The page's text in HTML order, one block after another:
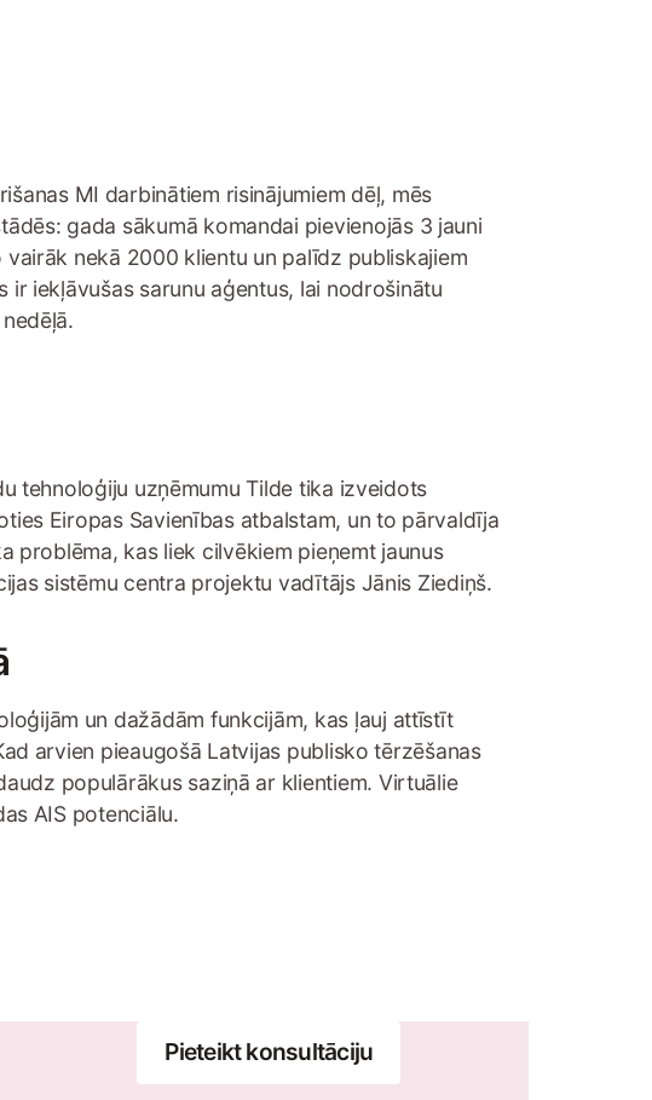
MI darbinātiem risinājumiem dēļ, mēs
gada sākumā komandai pievienojās 3 jauni
nekā 2000 klientu un palīdz publiskajiem
iekļāvušas sarunu aģentus, lai nodrošinātu
tehnoloģiju uzņēmumu Tilde tika izveidots
Eiropas Savienības atbalstam, un to pārvaldīja
problēma, kas liek cilvēkiem pieņemt jaunus
sistēmu centra projektu vadītājs Jānis Ziediņš.
un dažādām funkcijām, kas ļauj attīstīt
arvien pieaugošā Latvijas publisko tērzēšanas
populārākus saziņā ar klientiem. Virtuālie
AIS potenciālu.
Pieteikt konsultāciju